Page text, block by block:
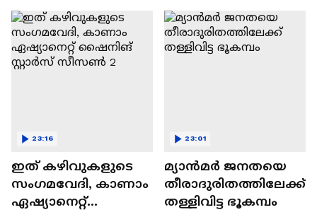
കുഞ്ഞുങ്ങൾ
സീസൺ 2
ഇത് കഴിവുകളുടെ
സംഗമവേദി, കാണാം
ഏഷ്യാനെറ്റ്
23:16
മ്യാൻമർ ജനതയെ
തീരാദുരിതത്തിലേക്ക്
തള്ളിവിട്ട ഭൂകമ്പം
23:01